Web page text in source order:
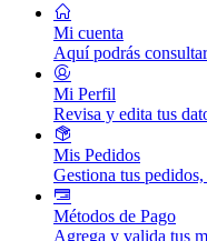
Mi cuenta
Aquí podrás
Mi Perfil
Revisa y edita tus
Mis Pedidos
Gestiona tus
Métodos de Pago
Agrega y valida tus